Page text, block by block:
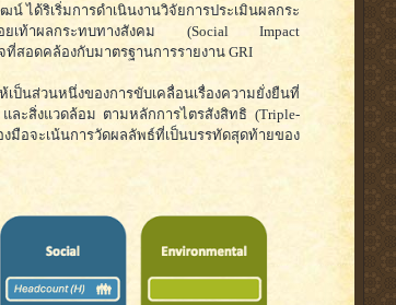
ได้ริเริ่มการดำเนินงานวิจัยการประเมินผลกระ
อยเท้าผลกระทบทางสังคม (Social Impact
ที่สอดคล้องกับมาตรฐานการรายงาน GRI
ป็นส่วนหนึ่งของการขับเคลื่อนเรื่องความยั่งยืนที่
ละสิ่งแวดล้อม ตามหลักการไตรสังสิทธิ (Triple-
อจะเน้นการวัดผลลัพธ์ที่เป็นบรรทัดสุดท้ายของ